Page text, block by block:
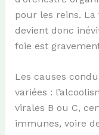
pour les reins.
devient donc
foie est
Les causes
variées :
virales B ou C,
immunes, voire